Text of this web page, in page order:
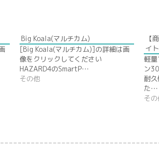
Big Koala(マルチカム)
[Big Koala(マルチカム)]の詳細は画
像をクリックしてください
HAZARD4のSmartP…
その他
【
イ
軽
ン
耐
た…
そ